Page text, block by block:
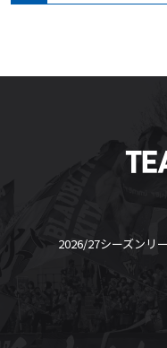
2026/27シーズンリ